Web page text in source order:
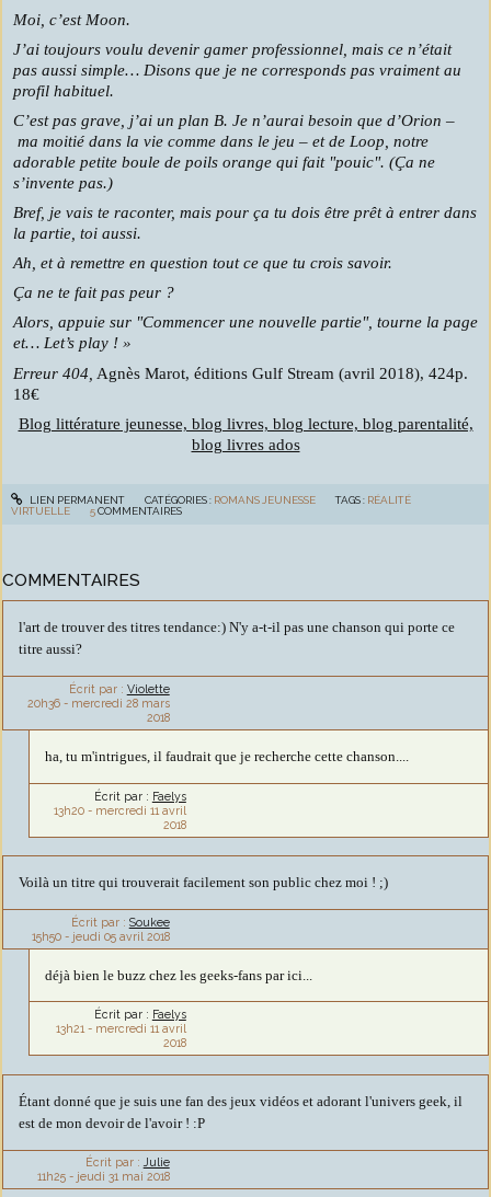
Moi, c’est Moon.
J’ai toujours voulu devenir gamer professionnel, mais ce n’était
pas aussi simple… Disons que je ne corresponds pas vraiment au
profil habituel.
C’est pas grave, j’ai un plan B. Je n’aurai besoin que d’Orion –
ma moitié dans la vie comme dans le jeu – et de Loop, notre
adorable petite boule de poils orange qui fait "pouic". (Ça ne
s’invente pas.)
Bref, je vais te raconter, mais pour ça tu dois être prêt à entrer dans
la partie, toi aussi.
Ah, et à remettre en question tout ce que tu crois savoir.
Ça ne te fait pas peur ?
Alors, appuie sur "Commencer une nouvelle partie", tourne la page
et… Let’s play ! »
Erreur 404, Agnès Marot, éditions Gulf Stream (avril 2018), 424p.
18€
Blog littérature jeunesse, blog livres, blog lecture, blog parentalité,
blog livres ados
LIEN PERMANENT CATÉGORIES : ROMANS JEUNESSE TAGS : RÉALITÉ
VIRTUELLE
5 COMMENTAIRES
COMMENTAIRES
l'art de trouver des titres tendance:) N'y a-t-il pas une chanson qui porte ce
titre aussi?
Écrit par : Violette
20h36- mercredi 28 mars
2018
ha, tu m'intrigues, il faudrait que je recherche cette chanson....
Écrit par : Faelys
13h20- mercredi 11 avril
2018
Voilà un titre qui trouverait facilement son public chez moi ! ;)
Écrit par : Soukee
15h50- jeudi 05 avril 2018
déjà bien le buzz chez les geeks-fans par ici...
Écrit par : Faelys
13h21 - mercredi 11 avril
2018
Étant donné que je suis une fan des jeux vidéos et adorant l'univers geek, il
est de mon devoir de l'avoir ! :P
Écrit par : Julie
11h25- jeudi 31 mai 2018